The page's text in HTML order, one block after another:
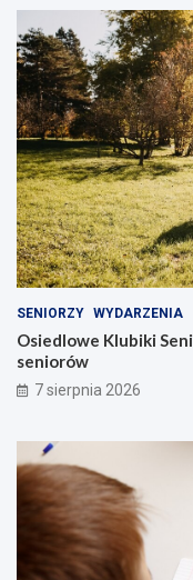
SENIORZY WYDARZENIA
Osiedlowe Klubiki
seniorów
7 sierpnia 2026